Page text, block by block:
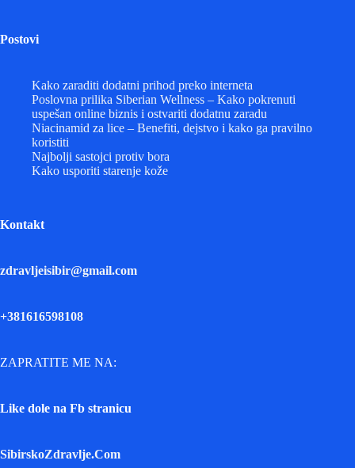
Postovi
Kako zaraditi dodatni prihod preko interneta
Poslovna prilika Siberian Wellness – Kako pokrenuti
uspešan online biznis i ostvariti dodatnu zaradu
Niacinamid za lice – Benefiti, dejstvo i kako ga pravilno
koristiti
Najbolji sastojci protiv bora
Kako usporiti starenje kože
Kontakt
zdravljeisibir@gmail.com
+381616598108
ZAPRATITE ME NA:
Like dole na Fb stranicu
SibirskoZdravlje.Com